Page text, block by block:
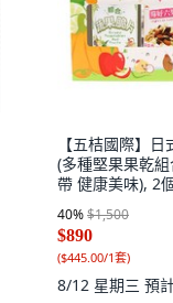
【五桔國際】
(多種堅果果乾
帶 健康美味), 2
40%$1,500
$890
($445.00/1套)
8/12 星期三 預